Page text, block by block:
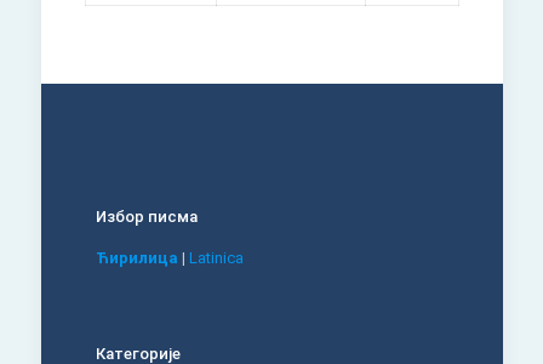
Избор писма
Ћирилица | Latinica
Категорије